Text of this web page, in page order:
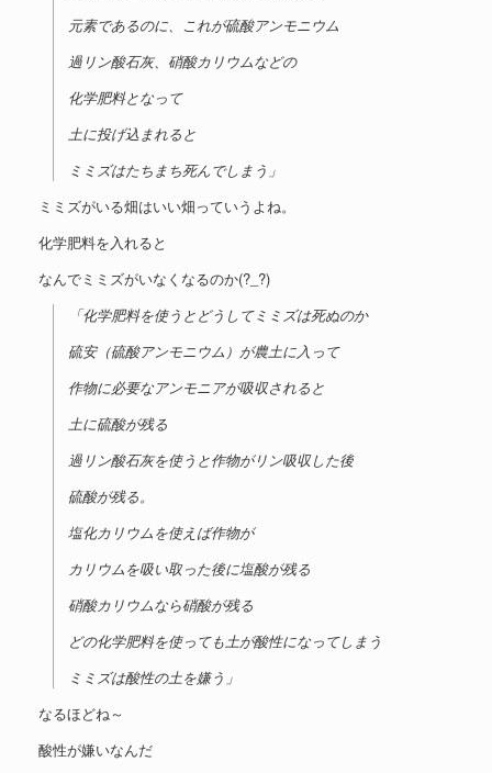
元素であるのに、これが硫酸アンモニウム
過リン酸石灰、硝酸カリウムなどの
化学肥料となって
土に投げ込まれると
ミミズはたちまち死んでしまう」
ミミズがいる畑はいい畑っていうよね。
化学肥料を入れると
なんでミミズがいなくなるのか(?_?)
「化学肥料を使うとどうしてミミズは死ぬのか
硫安（硫酸アンモニウム）が農土に入って
作物に必要なアンモニアが吸収されると
土に硫酸が残る
過リン酸石灰を使うと作物がリン吸収した後
硫酸が残る。
塩化カリウムを使えば作物が
カリウムを吸い取った後に塩酸が残る
硝酸カリウムなら硝酸が残る
どの化学肥料を使っても土が酸性になってしまう
ミミズは酸性の土を嫌う」
なるほどね～
酸性が嫌いなんだ